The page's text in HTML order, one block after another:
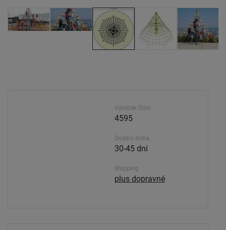
Výrobek číslo
4595
Dodací doba.
30-45 dní
Shipping
plus dopravné